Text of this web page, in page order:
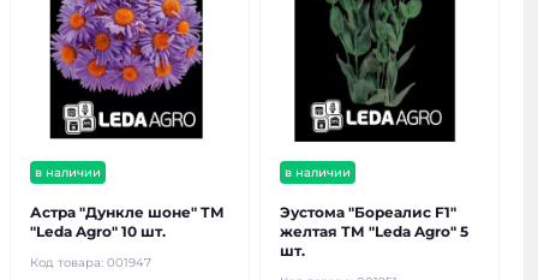
в наличии
Астра "Дункле шоне" ТМ
"Leda Agro" 10 шт.
Код товара: 001947
в наличии
Эустома "Бореалис F1"
желтая ТМ "Leda Agro" 5
шт.